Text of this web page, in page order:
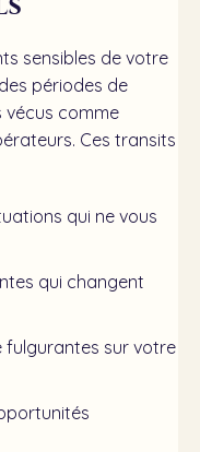
sensibles de votre
périodes de
comme
Ces transits
qui ne vous
qui changent
fulgurantes sur votre